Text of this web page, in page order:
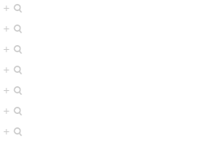
+
+
+
+
+
+
+